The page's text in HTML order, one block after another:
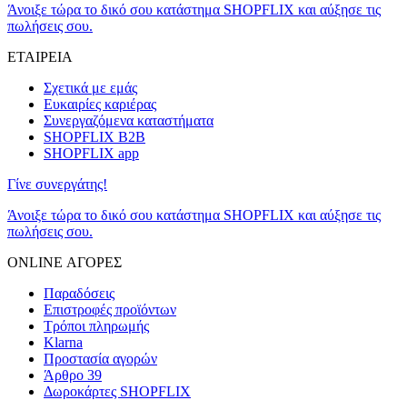
Άνοιξε τώρα το δικό σου κατάστημα SHOPFLIX και αύξησε τις
πωλήσεις σου.
ΕΤΑΙΡΕΙΑ
Σχετικά με εμάς
Ευκαιρίες καριέρας
Συνεργαζόμενα καταστήματα
SHOPFLIX B2B
SHOPFLIX app
Γίνε συνεργάτης!
Άνοιξε τώρα το δικό σου κατάστημα SHOPFLIX και αύξησε τις
πωλήσεις σου.
ONLINE ΑΓΟΡΕΣ
Παραδόσεις
Επιστροφές προϊόντων
Τρόποι πληρωμής
Klarna
Προστασία αγορών
Άρθρο 39
Δωροκάρτες SHOPFLIX